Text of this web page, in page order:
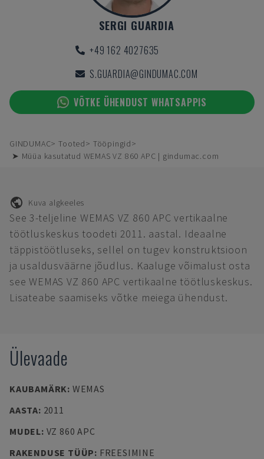
SERGI GUARDIA
+49 162 4027635
S.GUARDIA@GINDUMAC.COM
VÕTKE ÜHENDUST WHATSAPPIS
GINDUMAC Tooted
Tööpingid
➤ Müüa kasutatud WEMAS VZ 860 APC | gindumac.com
Kuva algkeeles
See 3-teljeline WEMAS VZ 860 APC vertikaalne
töötluskeskus toodeti 2011. aastal. Ideaalne
täppistöötluseks, sellel on tugev konstruktsioon
ja usaldusväärne jõudlus. Kaaluge võimalust osta
see WEMAS VZ 860 APC vertikaalne töötluskeskus.
Lisateabe saamiseks võtke meiega ühendust.
Ülevaade
KAUBAMÄRK: WEMAS
AASTA: 2011
MUDEL: VZ 860 APC
RAKENDUSE TÜÜP: FREESIMINE